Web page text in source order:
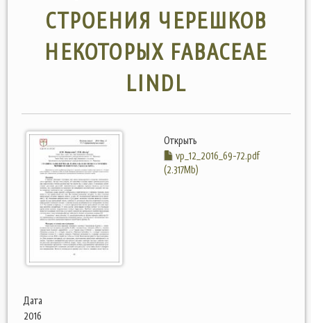
СТРОЕНИЯ ЧЕРЕШКОВ
НЕКОТОРЫХ FABACEAE
LINDL
Открыть
vp_12_2016_69-72.pdf
(2.317Mb)
Дата
2016